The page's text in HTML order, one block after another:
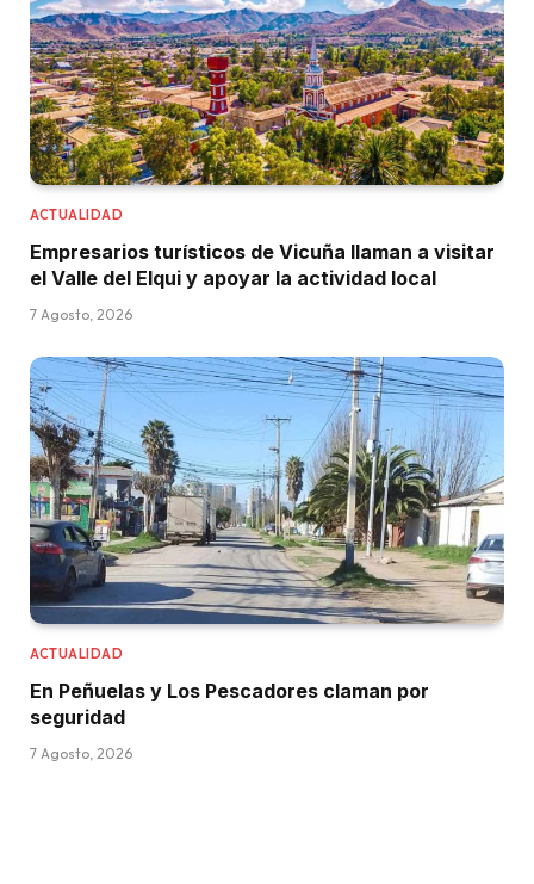
ACTUALIDAD
Empresarios turísticos de Vicuña llaman a visitar
el Valle del Elqui y apoyar la actividad local
7 Agosto, 2026
ACTUALIDAD
En Peñuelas y Los Pescadores claman por
seguridad
7 Agosto, 2026